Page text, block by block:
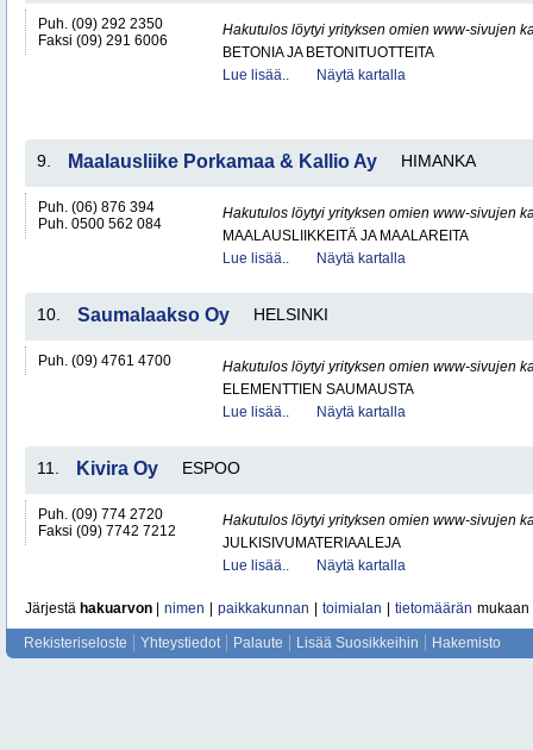
Puh. (09) 292 2350
Faksi (09) 291 6006
Hakutulos löytyi yrityksen omien www-sivujen
BETONIA JA BETONITUOTTEITA
Lue lisää..
Näytä kartalla
9. Maalausliike Porkamaa & Kallio Ay HIMANKA
Puh. (06) 876 394
Puh. 0500 562 084
Hakutulos löytyi yrityksen omien www-sivujen
MAALAUSLIIKKEITÄ JA MAALAREITA
Lue lisää..
Näytä kartalla
10. Saumalaakso Oy HELSINKI
Puh. (09) 4761 4700
Hakutulos löytyi yrityksen omien www-sivujen
ELEMENTTIEN SAUMAUSTA
Lue lisää..
Näytä kartalla
11. Kivira Oy ESPOO
Puh. (09) 774 2720
Faksi (09) 7742 7212
Hakutulos löytyi yrityksen omien www-sivujen
JULKISIVUMATERIAALEJA
Lue lisää..
Näytä kartalla
Järjestä hakuarvon nimen paikkakunnan toimialan tietomäärän mukaan
Rekisteriseloste Yhteystiedot Palaute Lisää Suosikkeihin Hakemisto